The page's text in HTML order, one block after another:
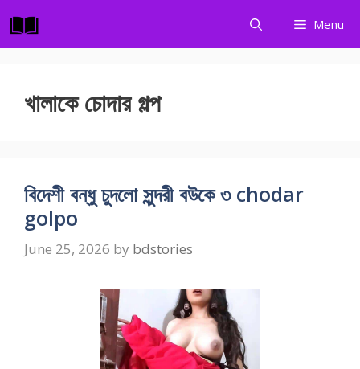
to
content
Menu
খালাকে চোদার গল্প
বিদেশী বন্ধু চুদলো সুন্দরী বউকে ৩ chodar
golpo
June 25, 2026 by bdstories